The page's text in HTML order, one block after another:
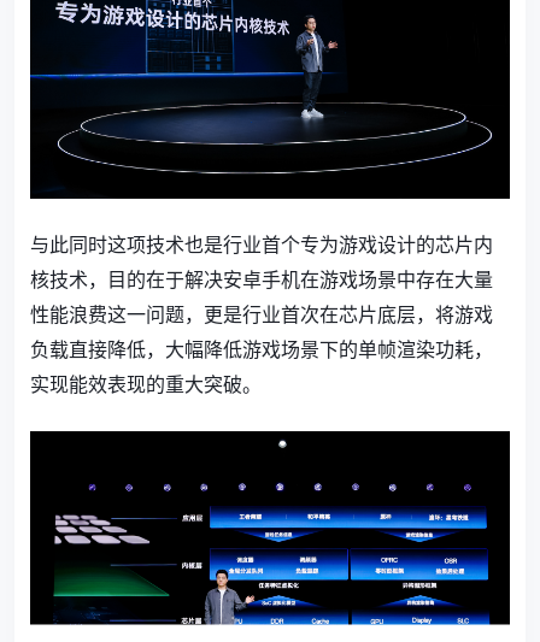
与此同时这项技术也是行业首个专为游戏设计的芯片内
核技术，目的在于解决安卓手机在游戏场景中存在大量
性能浪费这一问题，更是行业首次在芯片底层，将游戏
负载直接降低，大幅降低游戏场景下的单帧渲染功耗，
实现能效表现的重大突破。